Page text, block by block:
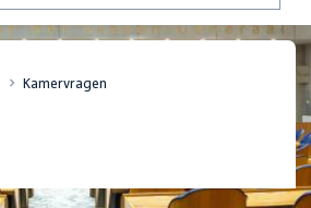
Kamervragen